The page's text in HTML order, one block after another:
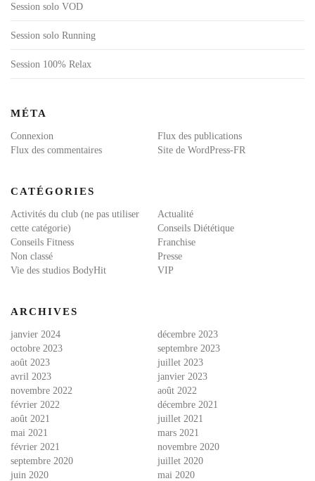
Session solo VOD
Session solo Running
Session 100% Relax
MÉTA
Connexion
Flux des publications
Flux des commentaires
Site de WordPress-FR
CATÉGORIES
Activités du club (ne pas utiliser
cette catégorie)
Actualité
Conseils Diététique
Conseils Fitness
Franchise
Non classé
Presse
Vie des studios BodyHit
VIP
ARCHIVES
janvier 2024
décembre 2023
octobre 2023
septembre 2023
août 2023
juillet 2023
avril 2023
janvier 2023
novembre 2022
août 2022
février 2022
décembre 2021
août 2021
juillet 2021
mai 2021
mars 2021
février 2021
novembre 2020
septembre 2020
juillet 2020
juin 2020
mai 2020